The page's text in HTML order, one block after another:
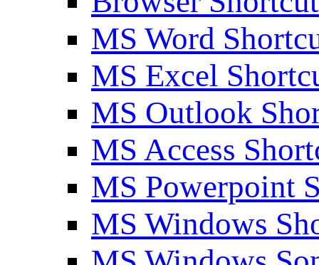
MS Word
MS Excel
MS Outlook
MS Access
MS Powerpoint
MS Windows